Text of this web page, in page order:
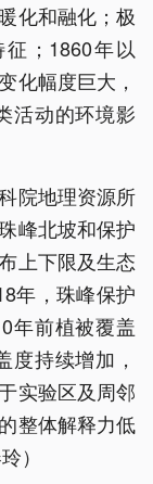
化和融化；极
；1860年以
化幅度巨大，
活动的环境影
院地理资源所
峰北坡和保护
上下限及生态
年，珠峰保护
年前植被覆盖
度持续增加，
实验区及周邻
整体解释力低
）